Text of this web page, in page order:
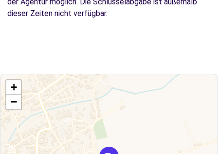
dieser Zeiten nicht verfügbar.
+
−